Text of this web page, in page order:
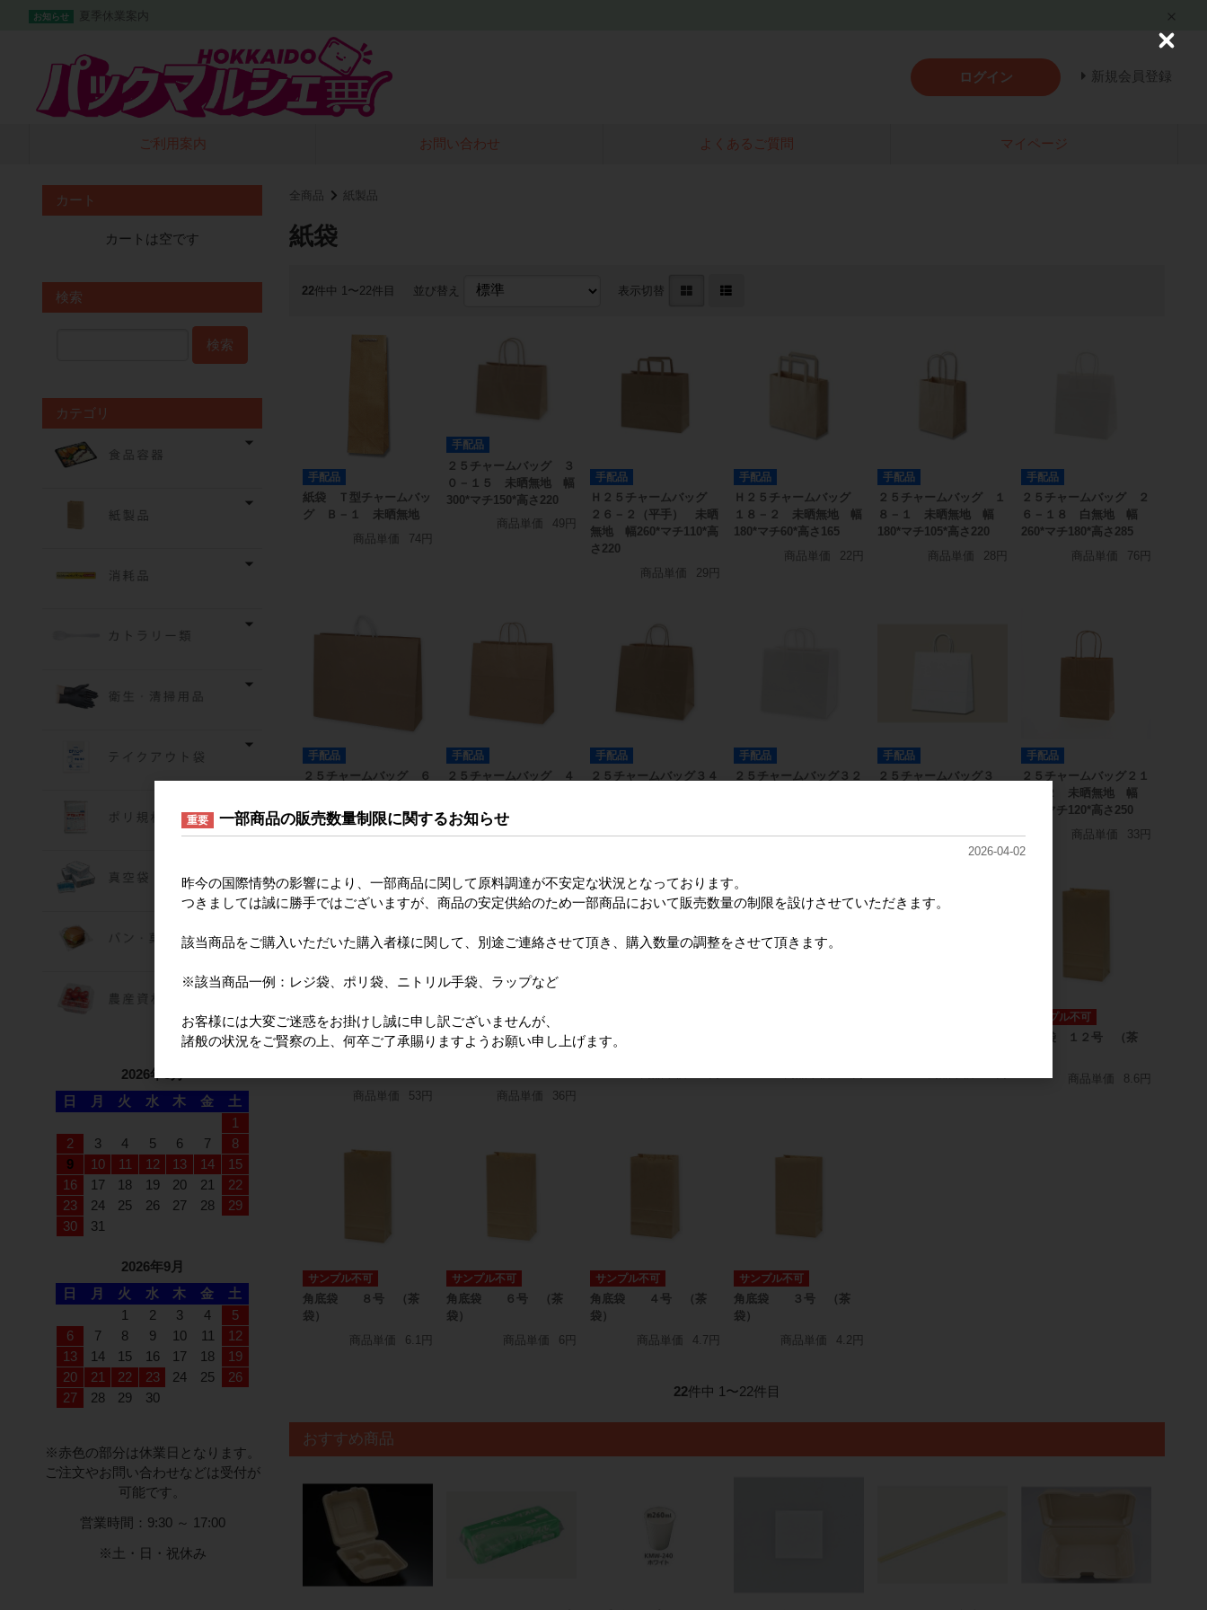
お知らせ 夏季休業案内
ログイン 新規会員登録
ご利用案内 お問い合わせ よくあるご質問 マイページ
全商品 紙製品
紙袋
22件中 1〜22件目 並び替え 表示切替
手配品
紙袋 Ｔ型チャームバッ
グ Ｂ－１ 未晒無地
商品単価
74円
手配品
２５チャームバッグ ３
０－１５ 未晒無地 幅
300*マチ150*高さ220
商品単価
49円
手配品
Ｈ２５チャームバッグ
２６－２（平手） 未晒
無地 幅260*マチ110*高
さ220
商品単価
29円
手配品
Ｈ２５チャームバッグ
１８－２ 未晒無地 幅
180*マチ60*高さ165
商品単価
22円
手配品
２５チャームバッグ １
８－１ 未晒無地 幅
180*マチ105*高さ220
商品単価
28円
手配品
２５チャームバッグ ２
６－１８ 白無地 幅
260*マチ180*高さ285
商品単価
76円
手配品
２５チャームバッグ ６
600*マチ180*高さ470
商品単価
149円
手配品
２５チャームバッグ ４
410*マチ220*高さ390
商品単価
76円
手配品
２５チャームバッグ３４
商品単価
46円
手配品
２５チャームバッグ３２
商品単価
63円
手配品
２５チャームバッグ３
商品単価
33円
手配品
２５チャームバッグ２１
－１２ 未晒無地 幅
210*マチ120*高さ250
商品単価
33円
手配品
２５チャームバッグ２４
商品単価
53円
手配品
Ｈ２５チャームバッグ３
商品単価
36円
Ｅ判 未晒無地 幅260*
マチ160*高さ260
サンプル不可
角底袋 １２号 （茶
商品単価
8.6円
サンプル不可
角底袋 ８号 （茶
袋）
商品単価
6.1円
サンプル不可
角底袋 ６号 （茶
袋）
商品単価
6円
サンプル不可
角底袋 ４号 （茶
袋）
商品単価
4.7円
サンプル不可
角底袋 ３号 （茶
袋）
商品単価
4.2円
22件中 1〜22件目
おすすめ商品
カート
カートは空です
検索
検索
カテゴリ
2026年8月
日
月 火 水 木 金
土
1
2
3 4 5 6 7
8
9
10 11 12 13 14
15
16
17 18 19 20 21
22
23
24 25 26 27 28
29
30
31
2026年9月
日
月 火 水 木 金
土
1
2 3 4
5
6
7 8 9 10 11
12
13
14 15 16 17 18
19
20
21 22 23 24 25
26
27
28 29 30
※赤色の部分は休業日となります。
ご注文やお問い合わせなどは受付が
可能です。
営業時間：9:30 ～ 17:00
※土・日・祝休み
重要 一部商品の販売数量制限に関するお知らせ
2026-04-02
昨今の国際情勢の影響により、一部商品に関して原料調達が不安定な状況となっております。
つきましては誠に勝手ではございますが、商品の安定供給のため一部商品において販売数量の制限を設けさせていただきます。
該当商品をご購入いただいた購入者様に関して、別途ご連絡させて頂き、購入数量の調整をさせて頂きます。
※該当商品一例：レジ袋、ポリ袋、ニトリル手袋、ラップなど
お客様には大変ご迷惑をお掛けし誠に申し訳ございませんが、
諸般の状況をご賢察の上、何卒ご了承賜りますようお願い申し上げます。
C
o